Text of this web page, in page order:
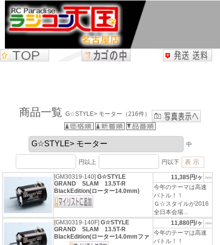
商品一覧 G☆STYLE> モーター（216件）
中
円以上 円以下
[GM30319-140]G☆STYLE
GRAND SLAM 13.5T-R
BlackEdition(ローター14.0mm)
11,385円/ヶ
今年のテーマは高速
バトル！！
Ｇ☆スタイルが2016
全日本会場...
[GM30319-140F]G☆STYLE
GRAND SLAM 13.5T-R
BlackEdition(ローター14.0mmファ
11,880円/ヶ
今年のテーマは高速
バトル！！